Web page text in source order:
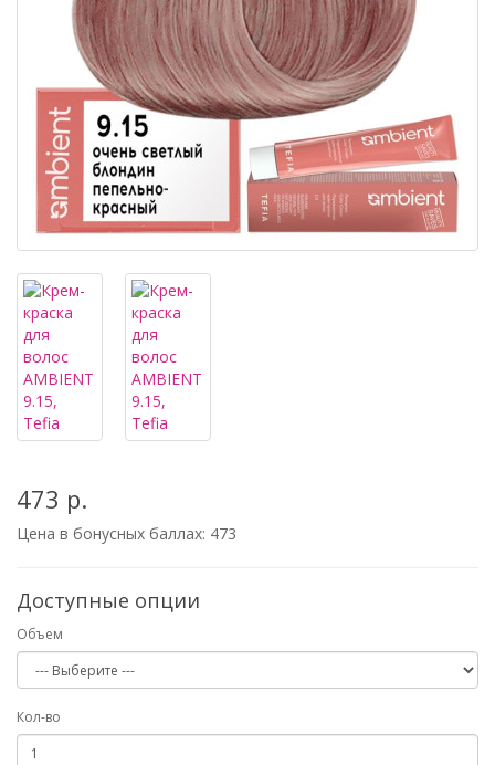
473 р.
Цена в бонусных баллах: 473
Доступные опции
Объем
Кол-во